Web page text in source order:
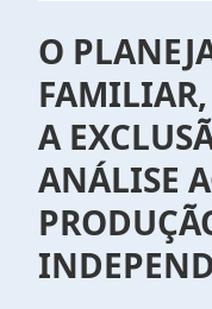
O
A
ANÁLISE